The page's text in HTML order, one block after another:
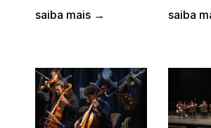
saiba mais → saiba